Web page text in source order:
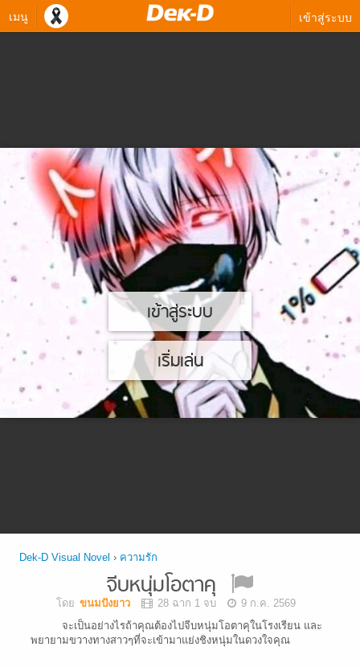
เมนู เข้าสู่ระบบ
เข้าสู่ระบบ
เริ่มเล่น
Dek-D Visual Novel › ความรัก
จีบหนุ่มโอตาคุ
โดย ขนมปังยาว 28 ฉาก 1 จบ
9 ก.ค. 2569
จะเป็นอย่างไรถ้าคุณต้องไปจีบหนุ่มโอตาคุในโรงเรียน และ
พยายามขวางทางสาวๆที่จะเข้ามาแย่งชิงหนุ่มในดวงใจคุณ